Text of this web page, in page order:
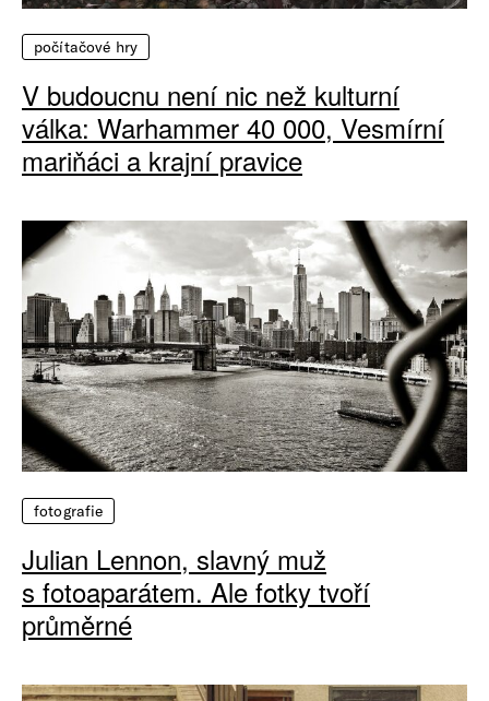
počítačové hry
V budoucnu není nic než kulturní
válka: Warhammer 40 000, Vesmírní
mariňáci a krajní pravice
fotografie
Julian Lennon, slavný muž
s fotoaparátem. Ale fotky tvoří
průměrné